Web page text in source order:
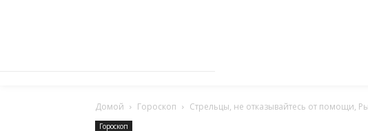
Домой Гороскоп Стрельцы, не отказывайтесь от помощи,
Гороскоп